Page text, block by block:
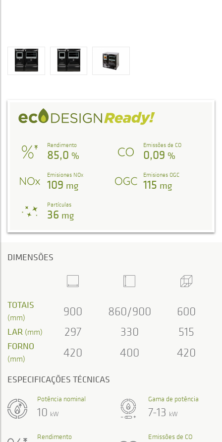
Rendimento
85,0 %
Emissões de CO
0,09 %
Emisiones NOx
109 mg
Emisiones OGC
115 mg
Partículas
36 mg
DIMENSÕES
TOTAIS
(mm) 900 860/900 600
LAR (mm) 297 330 515
FORNO
(mm) 420 400 420
ESPECIFICAÇÕES TÉCNICAS
Gama de potência
7-13 kW
Potência nominal
10 kW
Rendimento Emissões de CO